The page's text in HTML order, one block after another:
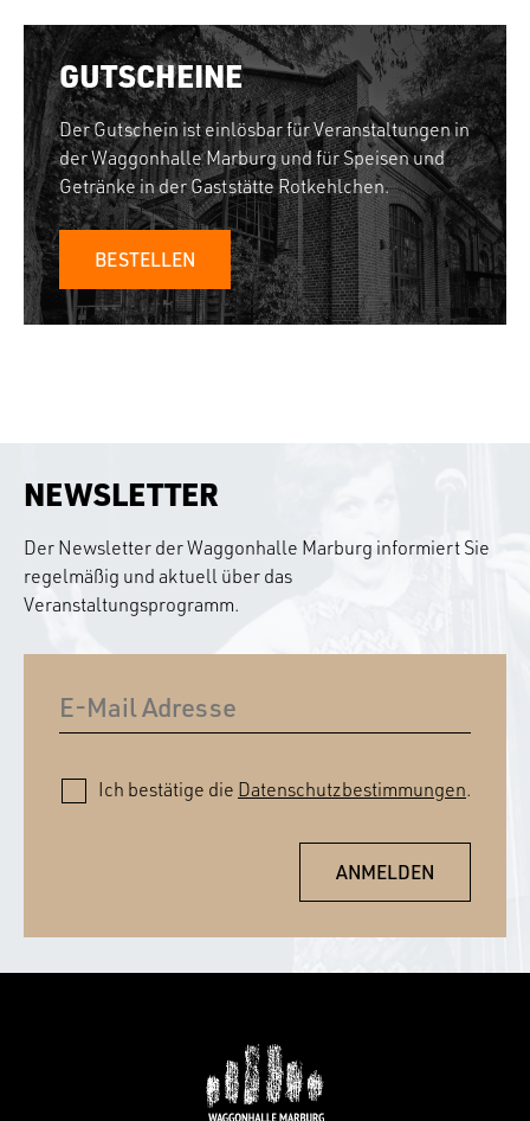
GUTSCHEINE
Der Gutschein ist einlösbar für Veranstaltungen in
der Waggonhalle Marburg und für Speisen und
Getränke in der Gaststätte Rotkehlchen.
BESTELLEN
NEWSLETTER
Der Newsletter der Waggonhalle Marburg informiert Sie
regelmäßig und aktuell über das
Veranstaltungsprogramm.
Ich bestätige die Datenschutzbestimmungen.